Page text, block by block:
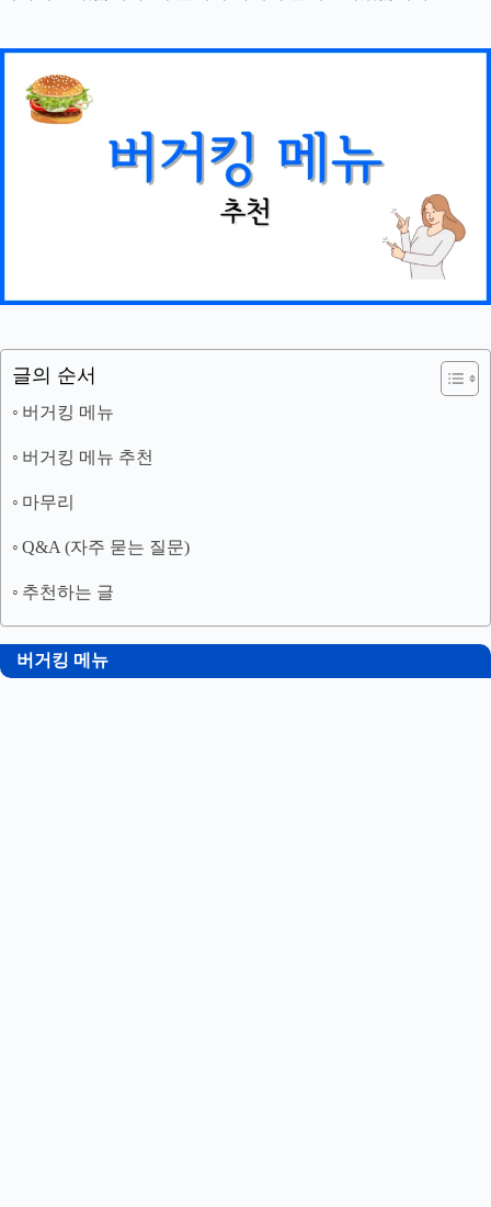
글의 순서
버거킹 메뉴
버거킹 메뉴 추천
마무리
Q&A (자주 묻는 질문)
추천하는 글
버거킹 메뉴